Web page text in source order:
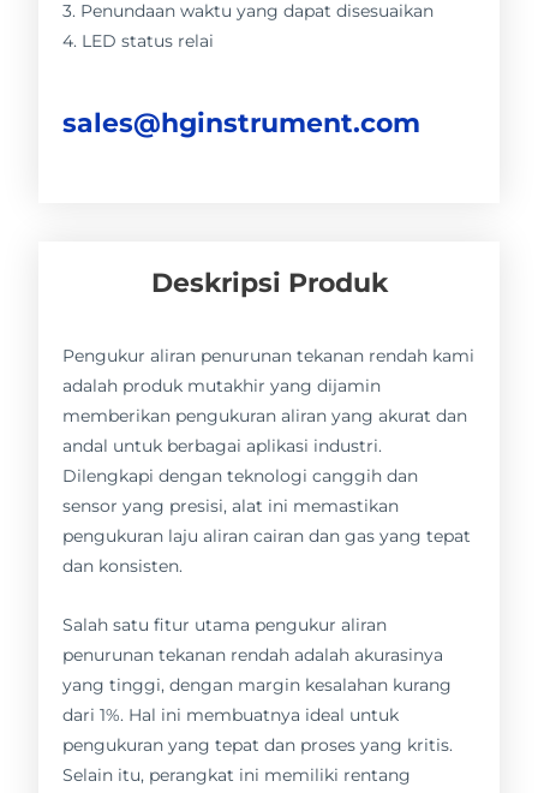
3. Penundaan waktu yang dapat disesuaikan
4. LED status relai
sales@hginstrument.com
Deskripsi Produk
Pengukur aliran penurunan tekanan rendah kami
adalah produk mutakhir yang dijamin
memberikan pengukuran aliran yang akurat dan
andal untuk berbagai aplikasi industri.
Dilengkapi dengan teknologi canggih dan
sensor yang presisi, alat ini memastikan
pengukuran laju aliran cairan dan gas yang tepat
dan konsisten.
Salah satu fitur utama pengukur aliran
penurunan tekanan rendah adalah akurasinya
yang tinggi, dengan margin kesalahan kurang
dari 1%. Hal ini membuatnya ideal untuk
pengukuran yang tepat dan proses yang kritis.
Selain itu, perangkat ini memiliki rentang